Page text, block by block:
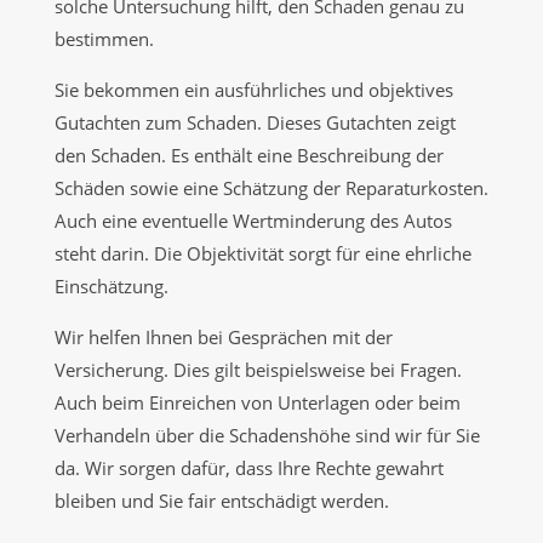
solche Untersuchung hilft, den Schaden genau zu
bestimmen.
Sie bekommen ein ausführliches und objektives
Gutachten zum Schaden. Dieses Gutachten zeigt
den Schaden. Es enthält eine Beschreibung der
Schäden sowie eine Schätzung der Reparaturkosten.
Auch eine eventuelle Wertminderung des Autos
steht darin. Die Objektivität sorgt für eine ehrliche
Einschätzung.
Wir helfen Ihnen bei Gesprächen mit der
Versicherung. Dies gilt beispielsweise bei Fragen.
Auch beim Einreichen von Unterlagen oder beim
Verhandeln über die Schadenshöhe sind wir für Sie
da. Wir sorgen dafür, dass Ihre Rechte gewahrt
bleiben und Sie fair entschädigt werden.